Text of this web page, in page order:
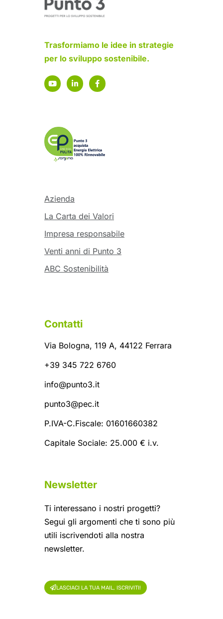
Trasformiamo le idee in strategie
per lo sviluppo sostenibile.
Azienda
La Carta dei Valori
Impresa responsabile
Venti anni di Punto 3
ABC Sostenibilità
Contatti
Via Bologna, 119 A, 44122 Ferrara
+39 345 722 6760
info@punto3.it
punto3@pec.it
P.IVA-C.Fiscale: 01601660382
Capitale Sociale: 25.000 € i.v.
Newsletter
Ti interessano i nostri progetti?
Segui gli argomenti che ti sono più
utili iscrivendoti alla nostra
newsletter.
LASCIACI LA TUA MAIL, ISCRIVITI!